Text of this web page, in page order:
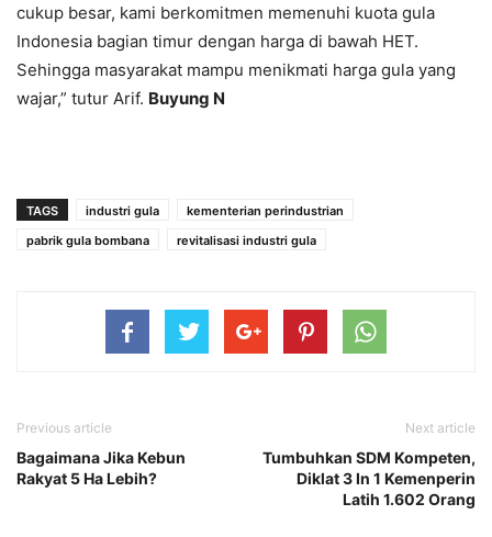
cukup besar, kami berkomitmen memenuhi kuota gula
Indonesia bagian timur dengan harga di bawah HET.
Sehingga masyarakat mampu menikmati harga gula yang
wajar,” tutur Arif. Buyung N
TAGS industri gula
kementerian perindustrian
pabrik gula bombana
revitalisasi industri gula
Previous article
Bagaimana Jika Kebun
Rakyat 5 Ha Lebih?
Next article
Tumbuhkan SDM Kompeten,
Diklat 3 In 1 Kemenperin
Latih 1.602 Orang